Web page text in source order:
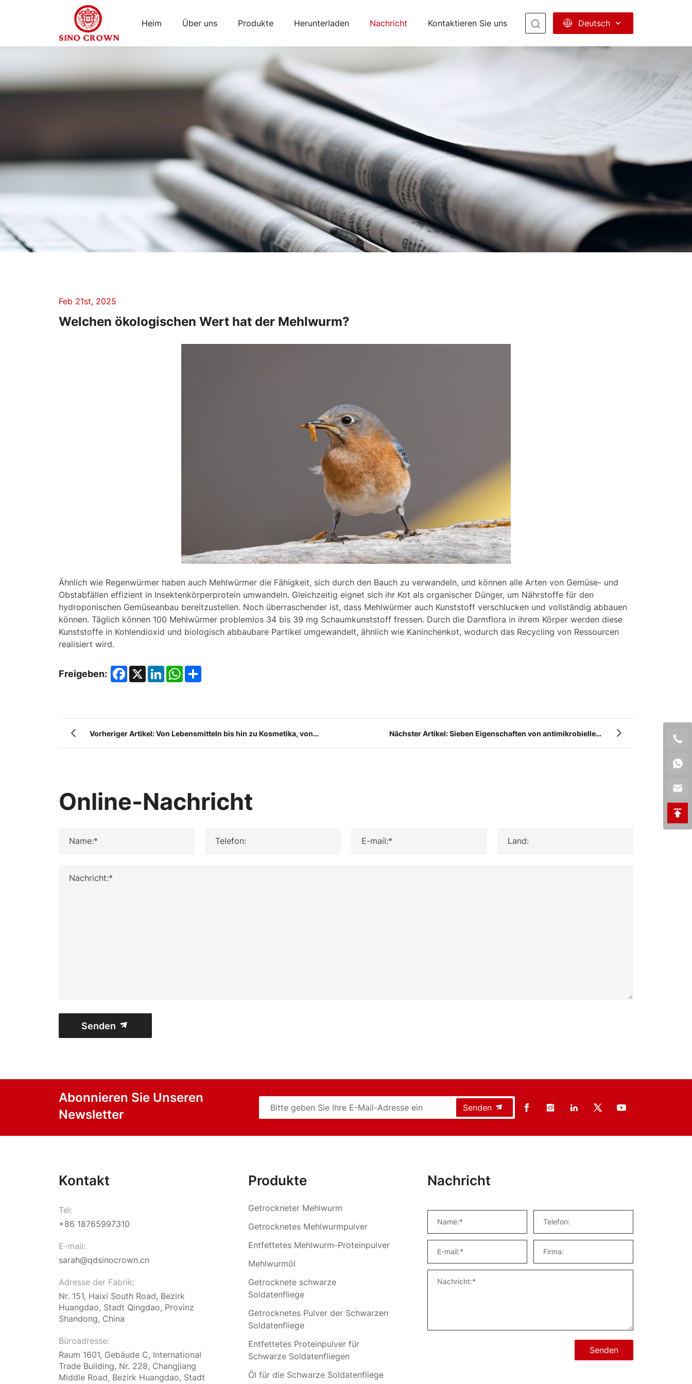
Heim Über uns Produkte Herunterladen Nachricht Kontaktieren Sie uns Deutsch
ökologische
Mehlwürmern
Feb 21st, 2025
Welchen ökologischen Wert hat der Mehlwurm?
Ähnlich wie Regenwürmer haben auch Mehlwürmer die Fähigkeit, sich durch den Bauch zu verwandeln, und können alle Arten von Gemüse- und
Obstabfällen effizient in Insektenkörperprotein umwandeln. Gleichzeitig eignet sich ihr Kot als organischer Dünger, um Nährstoffe für den
hydroponischen Gemüseanbau bereitzustellen. Noch überraschender ist, dass Mehlwürmer auch Kunststoff verschlucken und vollständig abbauen
können. Täglich können 100 Mehlwürmer problemlos 34 bis 39 mg Schaumkunststoff fressen. Durch die Darmflora in ihrem Körper werden diese
Kunststoffe in Kohlendioxid und biologisch abbaubare Partikel umgewandelt, ähnlich wie Kaninchenkot, wodurch das Recycling von Ressourcen
realisiert wird.
Freigeben: Facebook
X LinkedInWhatsApp
Vorheriger Artikel: Von Lebensmitteln bis hin zu Kosmetika, von
Bioplastik bis hin zum Umweltschutz – das Potenzial von
Nächster Artikel: Sieben Eigenschaften von antimikrobiellem
Insektenprotein als Proteinrohstoff der neuen Generation.
Online-Nachricht
Name:* Telefon: E-mail:* Land:
Nachricht:*
Senden
Abonnieren Sie Unseren
Newsletter
Senden
Kontakt
Tel:
+86 18765997310
E-mail:
sarah@qdsinocrown.cn
Adresse der Fabrik:
Nr. 151, Haixi South Road, Bezirk
Huangdao, Stadt Qingdao, Provinz
Shandong, China
Büroadresse:
Raum 1601, Gebäude C, International
Trade Building, Nr. 228, Changjiang
Middle Road, Bezirk Huangdao, Stadt
Produkte
Getrockneter Mehlwurm
Getrocknetes Mehlwurmpulver
Entfettetes Mehlwurm-Proteinpulver
Mehlwurmöl
Getrocknete schwarze
Soldatenfliege
Getrocknetes Pulver der Schwarzen
Soldatenfliege
Entfettetes Proteinpulver für
Schwarze Soldatenfliegen
Öl für die Schwarze Soldatenfliege
Nachricht
Senden